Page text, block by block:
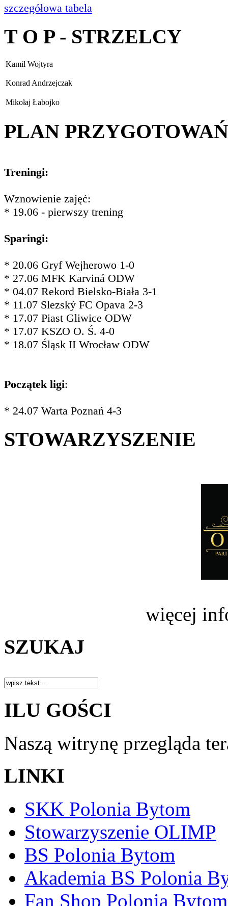
szczegółowa tabela
T O P - STRZELCY
Kamil Wojtyra
Konrad Andrzejczak
Mikołaj Łabojko
PLAN PRZYGOTOWAŃ
Treningi:
Wznowienie zajęć:
* 19.06 - pierwszy trening
Sparingi:
* 20.06 Gryf Wejherowo 1-0
* 27.06 MFK Karviná ODW
* 04.07 Rekord Bielsko-Biała 3-1
* 11.07 Slezský FC Opava 2-3
* 17.07 Piast Gliwice ODW
* 17.07 KSZO O. Ś. 4-0
* 18.07 Śląsk II Wrocław ODW
Początek ligi:
* 24.07 Warta Poznań 4-3
STOWARZYSZENIE
więcej
SZUKAJ
ILU GOŚCI
Naszą witrynę przegląda
LINKI
SKK Polonia Bytom
Stowarzyszenie OLIMP
BS Polonia Bytom
Akademia BS Polonia
Fan Shop Polonia Bytom